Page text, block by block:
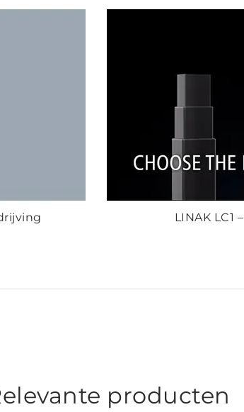
LINAK LC1
producten